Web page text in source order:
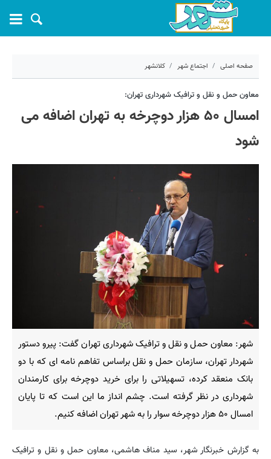
صفحه اصلی اجتماع شهر کلانشهر
۱۱ خرداد ۱۴۰۰ - ۱۰:۲۸
کد مطلب: 10926
معاون حمل و نقل و ترافیک شهرداری تهران:
امسال ۵۰ هزار دوچرخه به تهران اضافه می
شود
شهر: معاون حمل و نقل و ترافیک شهرداری تهران گفت: پیرو دستور
شهردار تهران، سازمان حمل و نقل براساس تفاهم نامه ای که با دو
بانک منعقد کرده، تسهیلاتی را برای خرید دوچرخه برای کارمندان
شهرداری در نظر گرفته است. چشم انداز ما این است که تا پایان
امسال ۵۰ هزار دوچرخه سوار را به شهر تهران اضافه کنیم.
به گزارش خبرنگار شهر، سید مناف هاشمی، معاون حمل و نقل و ترافیک